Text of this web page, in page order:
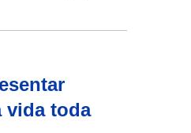
vida toda